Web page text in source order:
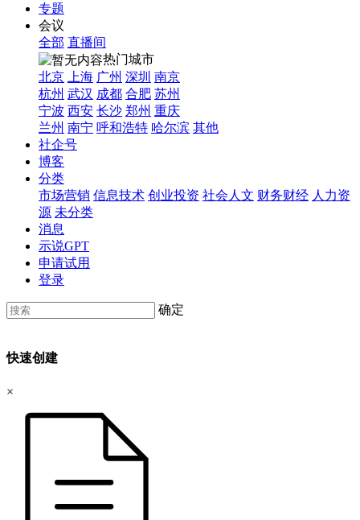
专题
会议
全部 直播间
热门城市
北京
上海 广州 深圳 南京
杭州 武汉 成都 合肥 苏州
宁波 西安 长沙 郑州 重庆
兰州 南宁 呼和浩特 哈尔滨 其他
社企号
博客
分类
市场营销 信息技术 创业投资 社会人文 财务财经 人力资
源 未分类
消息
示说GPT
申请试用
登录
确定
快速创建
×